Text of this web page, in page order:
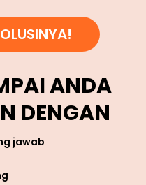
ANDA
DENGAN
jawab